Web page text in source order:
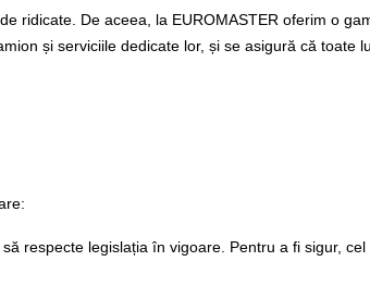
ridicate. De aceea, la EUROMASTER oferim o
și serviciile dedicate lor, și se asigură că toate
respecte legislația în vigoare. Pentru a fi sigur,